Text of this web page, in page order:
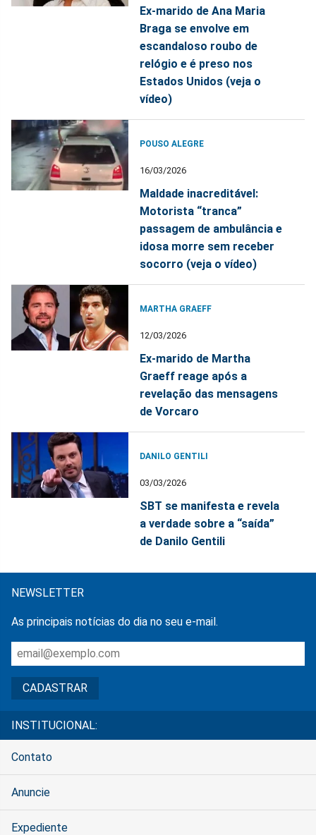
Ex-marido de Ana Maria
Braga se envolve em
escandaloso roubo de
relógio e é preso nos
Estados Unidos (veja o
vídeo)
POUSO ALEGRE
16/03/2026
Maldade inacreditável:
Motorista “tranca”
passagem de ambulância e
idosa morre sem receber
socorro (veja o vídeo)
MARTHA GRAEFF
12/03/2026
Ex-marido de Martha
Graeff reage após a
revelação das mensagens
de Vorcaro
DANILO GENTILI
03/03/2026
SBT se manifesta e revela
a verdade sobre a “saída”
de Danilo Gentili
NEWSLETTER
As principais notícias do dia no seu e-mail.
INSTITUCIONAL:
Contato
Anuncie
Expediente